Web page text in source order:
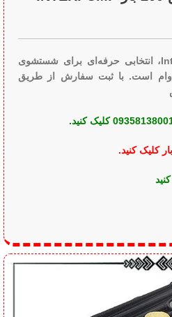
است. با ثبت سفارش از طریق واتساپ